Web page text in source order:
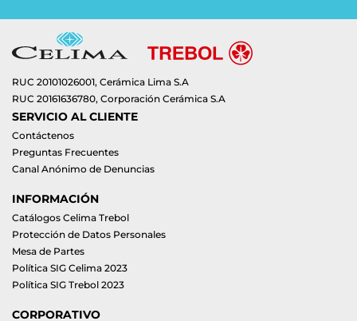
RUC 20101026001, Cerámica Lima S.A
RUC 20161636780, Corporación Cerámica S.A
SERVICIO AL CLIENTE
Contáctenos
Preguntas Frecuentes
Canal Anónimo de Denuncias
INFORMACIÓN
Catálogos Celima Trebol
Protección de Datos Personales
Mesa de Partes
Política SIG Celima 2023
Política SIG Trebol 2023
CORPORATIVO